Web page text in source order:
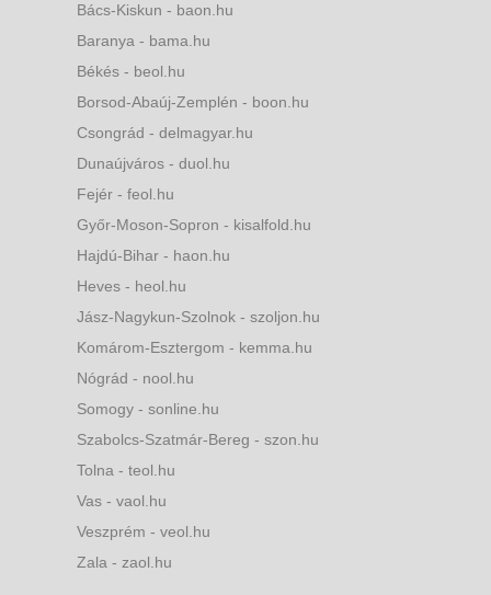
Bács-Kiskun - baon.hu
Baranya - bama.hu
Békés - beol.hu
Borsod-Abaúj-Zemplén - boon.hu
Csongrád - delmagyar.hu
Dunaújváros - duol.hu
Fejér - feol.hu
Győr-Moson-Sopron - kisalfold.hu
Hajdú-Bihar - haon.hu
Heves - heol.hu
Jász-Nagykun-Szolnok - szoljon.hu
Komárom-Esztergom - kemma.hu
Nógrád - nool.hu
Somogy - sonline.hu
Szabolcs-Szatmár-Bereg - szon.hu
Tolna - teol.hu
Vas - vaol.hu
Veszprém - veol.hu
Zala - zaol.hu